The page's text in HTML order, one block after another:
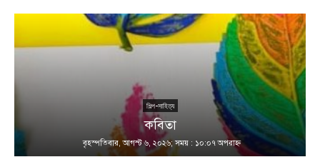
শিল্প-সাহিত্য
কবিতা
বৃহস্পতিবার, আগস্ট ৬, ২০২৬; সময় : ১০:০৭ অপরাহ্ণ